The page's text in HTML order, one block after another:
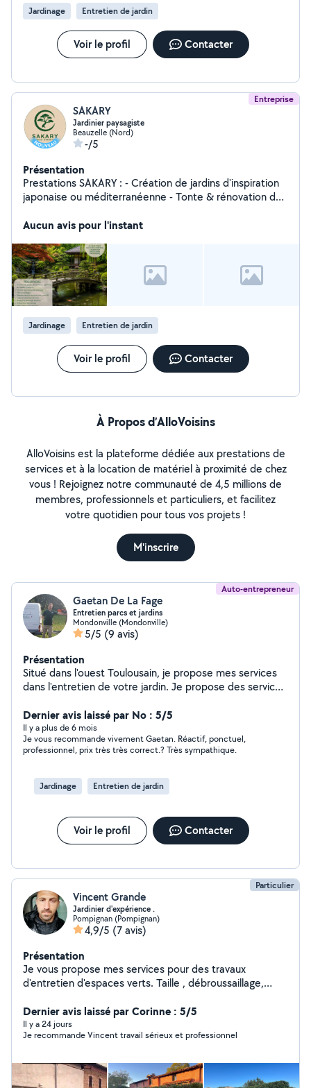
Jardinage Entretien de jardin
Voir le profil Contacter
Entreprise
SAKARY
Jardinier paysagiste
Beauzelle (Nord)
-/5
Présentation
Prestations SAKARY : - Création de jardins d'inspiration
japonaise ou méditerranéenne - Tonte & rénovation de
avec robot RC - Taille & rabattage de haies - Elagage,
- Nettoyage haute pression - Home staging extérieur -
Evacuation de déchets verts -50% en crédit d'impôt
avec avance immédiate, si les travaux sont éligibles aux
services à la personne (dans la limite de 5000 euros /
an) Matériel 100% électrique (*), moins bruyant & non
polluant. (*) : hors broyeur de végétaux & matériels de
location.
Aucun avis pour l'instant
Jardinage Entretien de jardin
Voir le profil Contacter
À Propos d’AlloVoisins
AlloVoisins est la plateforme dédiée aux prestations de
services et à la location de matériel à proximité de chez
vous ! Rejoignez notre communauté de 4,5 millions de
membres, professionnels et particuliers, et facilitez
votre quotidien pour tous vos projets !
M'inscrire
Auto-entrepreneur
Gaetan De La Fage
Entretien parcs et jardins
Mondonville (Mondonville)
5/5 (9 avis)
Présentation
Situé dans l'ouest Toulousain, je propose mes services
dans l'entretien de votre jardin. Je propose des services
Dernier avis laissé par No : 5/5
Il y a plus de 6 mois
Je vous recommande vivement Gaetan. Réactif, ponctuel,
professionnel, prix très très correct.? Très sympathique.
Jardinage Entretien de jardin
Voir le profil Contacter
Particulier
Vincent Grande
Jardinier d'expérience .
Pompignan (Pompignan)
4,9/5 (7 avis)
Présentation
Je vous propose mes services pour des travaux
d'entretien d'espaces verts. Taille , débroussaillage,
travailler à deux pour les plus gros chantier. Nous
possédons camions, matériel de taille et tonte.
Remorque pour évacuer les déchets. Accepte les Cesu
Dernier avis laissé par Corinne : 5/5
Il y a 24 jours
Je recommande Vincent travail sérieux et professionnel